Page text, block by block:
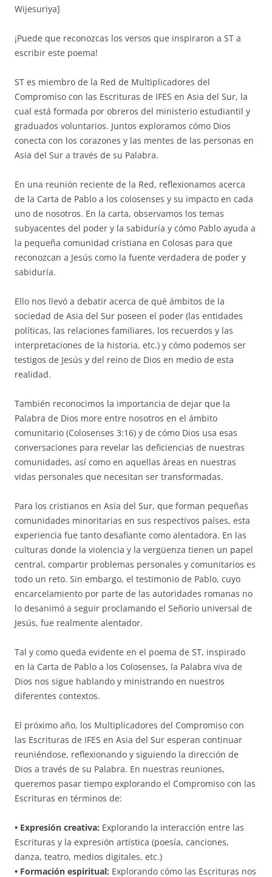
Wijesuriya]
¡Puede que reconozcas los versos que inspiraron a ST a
escribir este poema!
ST es miembro de la Red de Multiplicadores del
Compromiso con las Escrituras de IFES en Asia del Sur, la
cual está formada por obreros del ministerio estudiantil y
graduados voluntarios. Juntos exploramos cómo Dios
conecta con los corazones y las mentes de las personas en
Asia del Sur a través de su Palabra.
En una reunión reciente de la Red, reflexionamos acerca
de la Carta de Pablo a los colosenses y su impacto en cada
uno de nosotros. En la carta, observamos los temas
subyacentes del poder y la sabiduría y cómo Pablo ayuda a
la pequeña comunidad cristiana en Colosas para que
reconozcan a Jesús como la fuente verdadera de poder y
sabiduría.
Ello nos llevó a debatir acerca de qué ámbitos de la
sociedad de Asia del Sur poseen el poder (las entidades
políticas, las relaciones familiares, los recuerdos y las
interpretaciones de la historia, etc.) y cómo podemos ser
testigos de Jesús y del reino de Dios en medio de esta
realidad.
También reconocimos la importancia de dejar que la
Palabra de Dios more entre nosotros en el ámbito
comunitario (Colosenses 3:16) y de cómo Dios usa esas
conversaciones para revelar las deficiencias de nuestras
comunidades, así como en aquellas áreas en nuestras
vidas personales que necesitan ser transformadas.
Para los cristianos en Asia del Sur, que forman pequeñas
comunidades minoritarias en sus respectivos países, esta
experiencia fue tanto desafiante como alentadora. En las
culturas donde la violencia y la vergüenza tienen un papel
central, compartir problemas personales y comunitarios es
todo un reto. Sin embargo, el testimonio de Pablo, cuyo
encarcelamiento por parte de las autoridades romanas no
lo desanimó a seguir proclamando el Señorío universal de
Jesús, fue realmente alentador.
Tal y como queda evidente en el poema de ST, inspirado
en la Carta de Pablo a los Colosenses, la Palabra viva de
Dios nos sigue hablando y ministrando en nuestros
diferentes contextos.
El próximo año, los Multiplicadores del Compromiso con
las Escrituras de IFES en Asia del Sur esperan continuar
reuniéndose, reflexionando y siguiendo la dirección de
Dios a través de su Palabra. En nuestras reuniones,
queremos pasar tiempo explorando el Compromiso con las
Escrituras en términos de:
• Expresión creativa: Explorando la interacción entre las
Escrituras y la expresión artística (poesía, canciones,
danza, teatro, medios digitales, etc.)
• Formación espiritual: Explorando cómo las Escrituras nos